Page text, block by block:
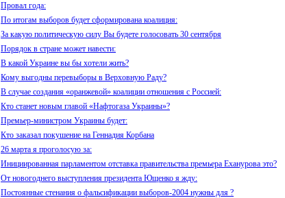
Провал года:
По итогам выборов будет сформирована коалиция:
За какую политическую силу Вы будете голосовать 30 сентября
Порядок в стране может навести:
В какой Украине вы бы хотели жить?
Кому выгодны перевыборы в Верховную Раду?
В случае создания «оранжевой» коалиции отношения с Россией:
Кто станет новым главой «Нафтогаза Украины»?
Премьер-министром Украины будет:
Кто заказал покушение на Геннадия Корбана
26 марта я проголосую за:
Инициированная парламентом отставка правительства премьера Еханурова это?
От новогоднего выступления президента Ющенко я жду:
Постоянные стенания о фальсификации выборов-2004 нужны для ?